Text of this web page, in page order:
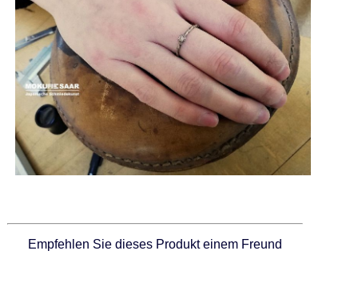
Empfehlen Sie dieses Produkt einem Freund